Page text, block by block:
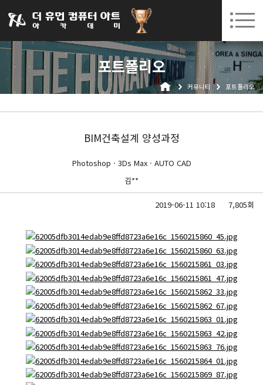
031-252-7277 수원캠퍼스 개강 08. 12.(수)
로그인 회원가입 고객센터
포트폴리오
커뮤니티 포트폴리오
BIM건축설계 양성과정
Photoshop · 3Ds Max · AUTO CAD
김**
2019-06-11 10:18 7,805회
아카데미소개
인사말
시설안내
BIM 건축설계 및 실내건축설계(캐드(CAD),맥스(MAX),레빗(REVIT))실무자 양성과정
React, Veu 프레임워크 기반 프론트엔드 개발 양성 지원
반응형/웹퍼블리셔/프론트엔드 웹개발자(웹디자인)
반응형/웹퍼블리셔/프론트엔드 웹개발자(웹디자인기능사 과정평가형)
자바(Java)기반 JSP/스프링 웹개발자(정보처리산업기사)(과정평가형)
디지털컨버전스 자바(JAVA)개발자(전자정부 프레임워크/SPRING)
전산세무회계 자격취득과정[전산회계1급/전산세무2급/FAT1급/TAT2급]
컴퓨터활용능력2급(필기+실기) 및 ITQ자격증 취득(한글,엑셀,파워포인트)